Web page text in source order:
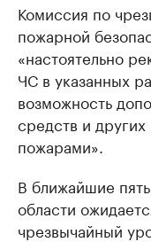
Комиссия по
пожарной
«настоятельно
ЧС в указанных
возможность
средств и
пожарами».
В ближайшие
области
чрезвычайный